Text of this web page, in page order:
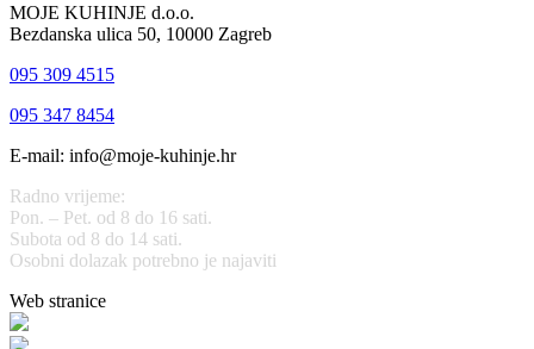
MOJE KUHINJE d.o.o.
Bezdanska ulica 50, 10000 Zagreb
095 309 4515
095 347 8454
E-mail: info@moje-kuhinje.hr
Radno vrijeme:
Pon. – Pet. od 8 do 16 sati.
Subota od 8 do 14 sati.
Osobni dolazak potrebno je najaviti
Web stranice